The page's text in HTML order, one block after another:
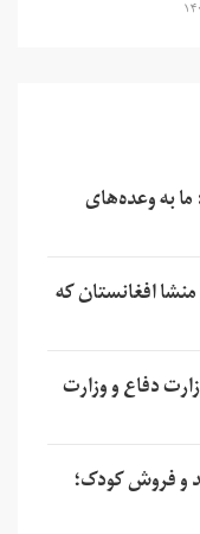
به وعده‌های
با منشا افغانستان که
دفاع و وزارت
و فروش کودک؛